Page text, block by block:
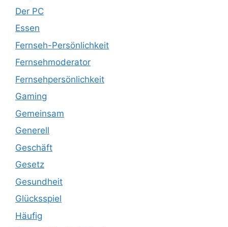
Der PC
Essen
Fernseh-Persönlichkeit
Fernsehmoderator
Fernsehpersönlichkeit
Gaming
Gemeinsam
Generell
Geschäft
Gesetz
Gesundheit
Glücksspiel
Häufig